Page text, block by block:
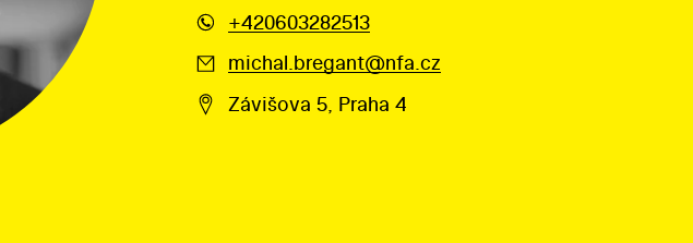
+420603282513
michal.bregant@nfa.cz
Závišova 5, Praha 4